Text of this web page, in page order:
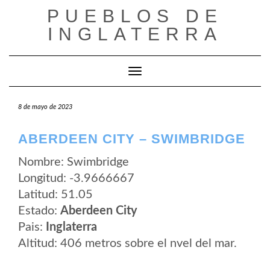
PUEBLOS DE
INGLATERRA
Cambiar modo de navegación
8 de mayo de 2023
ABERDEEN CITY – SWIMBRIDGE
Nombre: Swimbridge
Longitud: -3.9666667
Latitud: 51.05
Estado: Aberdeen City
Pais:
Inglaterra
Altitud: 406 metros sobre el nvel del mar.